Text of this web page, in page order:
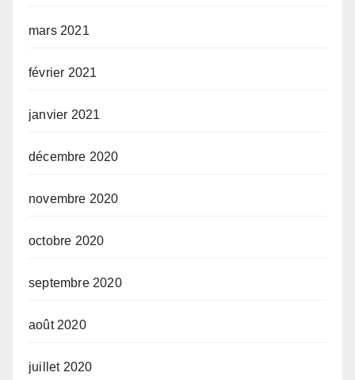
mars 2021
février 2021
janvier 2021
décembre 2020
novembre 2020
octobre 2020
septembre 2020
août 2020
juillet 2020